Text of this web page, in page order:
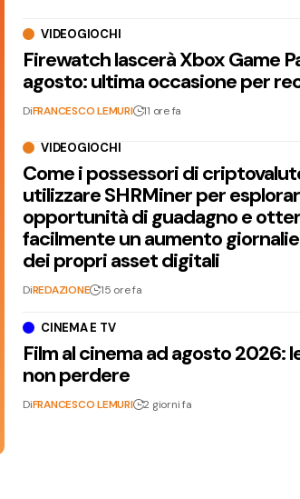
VIDEOGIOCHI
Firewatch lascerà Xbox Game
agosto: ultima occasione per
DiFRANCESCO LEMURI 11 ore fa
VIDEOGIOCHI
Come i possessori di
utilizzare SHRMiner per
opportunità di guadagno e
facilmente un aumento
dei propri asset digitali
DiREDAZIONE 15 ore fa
CINEMA E TV
Film al cinema ad agosto 2026:
non perdere
DiFRANCESCO LEMURI 2 giorni fa